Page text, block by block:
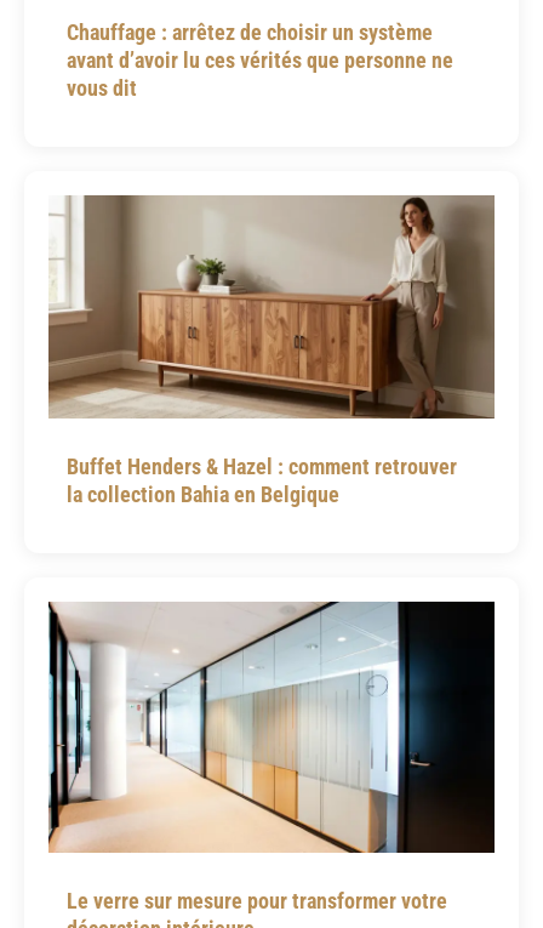
Chauffage : arrêtez de choisir un système
avant d’avoir lu ces vérités que personne ne
vous dit
Buffet Henders & Hazel : comment retrouver
la collection Bahia en Belgique
Le verre sur mesure pour transformer votre